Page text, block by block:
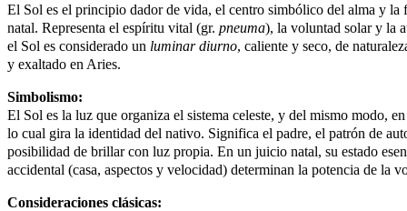
El Sol es el principio dador de vida, el centro simbólico del alma y la
natal. Representa el espíritu vital (gr. pneuma), la voluntad solar y la
el Sol es considerado un luminar diurno, caliente y seco, de
y exaltado en Aries.
Simbolismo:
El Sol es la luz que organiza el sistema celeste, y del mismo modo,
lo cual gira la identidad del nativo. Significa el padre, el patrón de
posibilidad de brillar con luz propia. En un juicio natal, su estado
accidental (casa, aspectos y velocidad) determinan la potencia de la
Consideraciones clásicas: